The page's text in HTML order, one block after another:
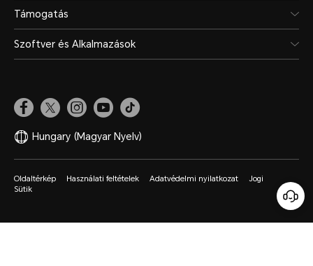
Támogatás
Szoftver és Alkalmazások
Hungary (Magyar Nyelv)
Oldaltérkép Használati feltételek Adatvédelmi nyilatkozat
Jogi
Sütik